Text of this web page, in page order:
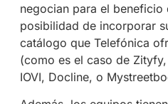
negocian para el beneficio
posibilidad de incorporar
catálogo que Telefónica
(como es el caso de
IOVI, Docline, o